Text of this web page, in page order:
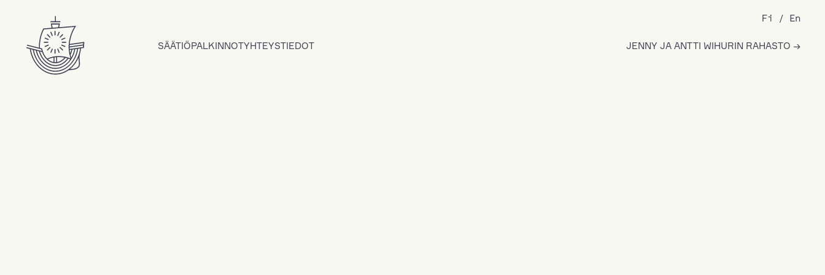
SÄÄTIÖPALKINNOTYHTEYSTIEDOT JENNY JA ANTTI WIHURIN RAHASTO
Fi En